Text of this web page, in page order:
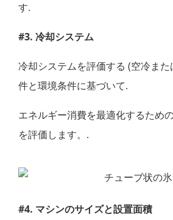
す.
#3. 冷却システム
冷却システムを評価する (空冷ま
件と環境条件に基づいて.
エネルギー消費を最適化するため
を評価します。.
#4. マシンのサイズと設置面積